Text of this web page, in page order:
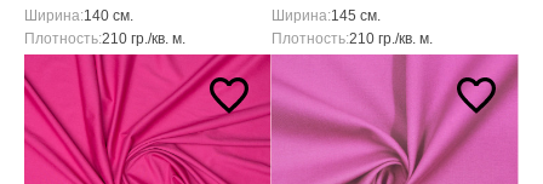
Ширина:140 см.
Плотность:210 гр./кв. м.
Ширина:145 см.
Плотность:210 гр./кв. м.